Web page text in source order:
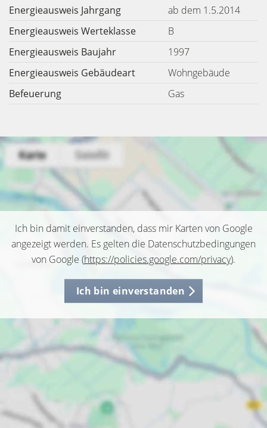
Energieausweis Jahrgang
ab dem 1.5.2014
Energieausweis Werteklasse
B
Energieausweis Baujahr
1997
Energieausweis Gebäudeart
Wohngebäude
Befeuerung
Gas
Ich bin damit einverstanden, dass mir Karten von Google
angezeigt werden. Es gelten die Datenschutzbedingungen
von Google (https://policies.google.com/privacy).
Ich bin einverstanden